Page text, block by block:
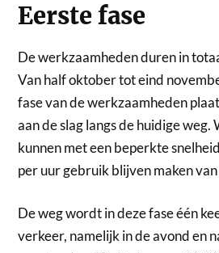
Eerste fase
De werkzaamheden duren in
Van half oktober tot eind
fase van de werkzaamheden
aan de slag langs de huidige
kunnen met een beperkte
per uur gebruik blijven maken
De weg wordt in deze fase één
verkeer, namelijk in de avond en